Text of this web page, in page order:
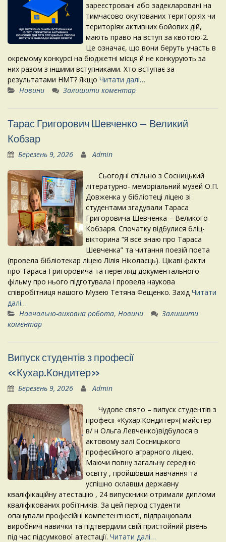
зареєстровані або задекларовані на
тимчасово окупованих територіях чи
територіях активних бойових дій,
мають право на вступ за квотою-2.
Це означає, що вони беруть участь в
окремому конкурсі на бюджетні місця й не конкурують за
них разом з іншими вступниками. Хто вступає за
результатами НМТ? Якщо Читати далі…
Новини
Залишити коментар
Тарас Григорович Шевченко – Великий
Кобзар
Березень 9, 2026 Admin
Сьогодні спільно з Сосницький
літературно- меморіальний музей О.П.
Довженка у бібліотеці ліцею зі
студентами згадували Тараса
Григоровича Шевченка – Великого
Кобзаря. Спочатку відбулися бліц-
вікторина “Я все знаю про Тараса
Шевченка” та читання поезій поета
(провела бібліотекар ліцею Лілія Ніколаєць). Цікаві факти
про Тараса Григоровича та перегляд документального
фільму про нього підготувала і провела наукова
співробітниця нашого Музею Тетяна Фещенко. Захід Читати
далі…
Навчально-виховна робота, Новини
Залишити
коментар
Випуск студентів з професії
«Кухар.Кондитер»
Березень 9, 2026 Admin
Чудове свято – випуск студентів з
професії «Кухар.Кондитер»( майстер
в/ н Ольга Левченко)відбулося в
актовому залі Сосницького
професійного аграрного ліцею.
Маючи повну загальну середню
освіту , пройшовши навчання та
успішно склавши державну
кваліфікаційну атестацію , 24 випускники отримали дипломи
кваліфікованих робітників. За цей період студенти
опанували професійні компетентності, відпрацювали
виробничі навички та підтвердили свій пристойний рівень
під час підсумкової атестації. Читати далі…